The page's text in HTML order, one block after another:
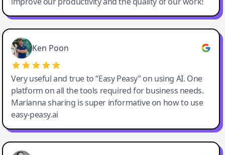
Ken Poon
Very useful and true to “Easy Peasy” on using AI. One
platform on all the tools required for business needs.
Marianna sharing is super informative on how to use
easy-peasy.ai